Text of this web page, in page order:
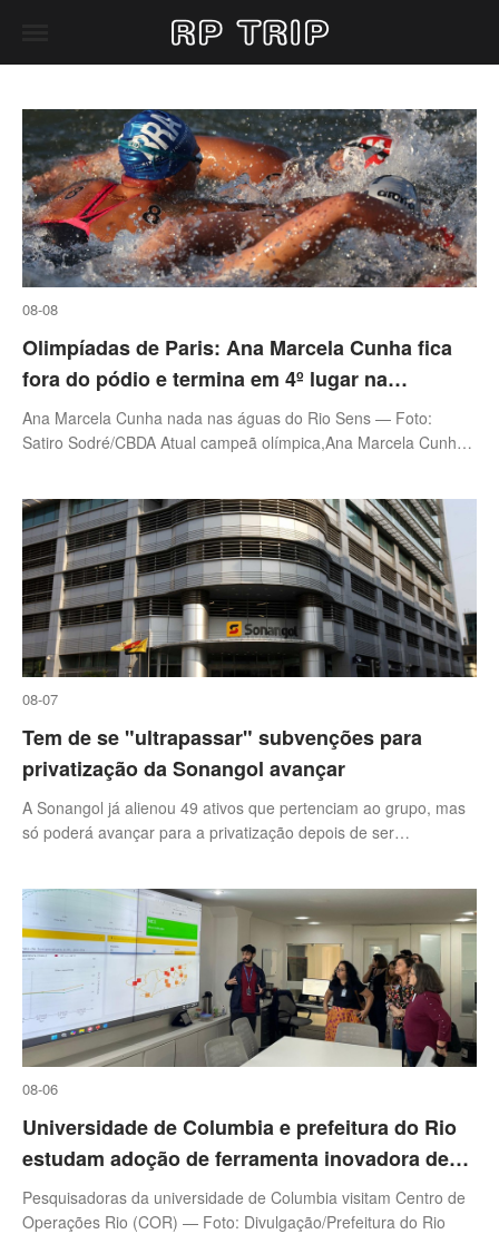
08-08
Olimpíadas de Paris: Ana Marcela Cunha fica
fora do pódio e termina em 4º lugar na
maratona aquática
Ana Marcela Cunha nada nas águas do Rio Sens — Foto:
Satiro Sodré/CBDA Atual campeã olímpica,Ana Marcela Cunha
08-07
Tem de se "ultrapassar" subvenções para
privatização da Sonangol avançar
A Sonangol já alienou 49 ativos que pertenciam ao grupo, mas
só poderá avançar para a privatização depois de ser
08-06
Universidade de Columbia e prefeitura do Rio
estudam adoção de ferramenta inovadora de
previsão climática de alta precisão
Pesquisadoras da universidade de Columbia visitam Centro de
Operações Rio (COR) — Foto: Divulgação/Prefeitura do Rio